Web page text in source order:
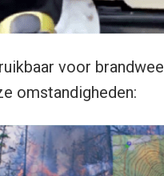
voor
omstandigheden: